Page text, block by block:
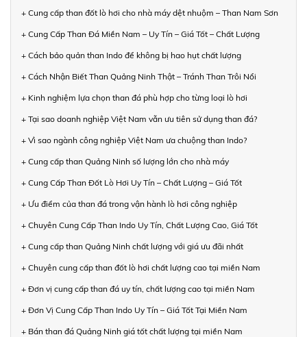
+ Cung cấp than đốt lò hơi cho nhà máy dệt nhuộm – Than Nam Sơn
+ Cung Cấp Than Đá Miền Nam – Uy Tín – Giá Tốt – Chất Lượng
+ Cách bảo quản than Indo để không bị hao hụt chất lượng
+ Cách Nhận Biết Than Quảng Ninh Thật – Tránh Than Trôi Nổi
+ Kinh nghiệm lựa chọn than đá phù hợp cho từng loại lò hơi
+ Tại sao doanh nghiệp Việt Nam vẫn ưu tiên sử dụng than đá?
+ Vì sao ngành công nghiệp Việt Nam ưa chuộng than Indo?
+ Cung cấp than Quảng Ninh số lượng lớn cho nhà máy
+ Cung Cấp Than Đốt Lò Hơi Uy Tín – Chất Lượng – Giá Tốt
+ Ưu điểm của than đá trong vận hành lò hơi công nghiệp
+ Chuyên Cung Cấp Than Indo Uy Tín, Chất Lượng Cao, Giá Tốt
+ Cung cấp than Quảng Ninh chất lượng với giá ưu đãi nhất
+ Chuyên cung cấp than đốt lò hơi chất lượng cao tại miền Nam
+ Đơn vị cung cấp than đá uy tín, chất lượng cao tại miền Nam
+ Đơn Vị Cung Cấp Than Indo Uy Tín – Giá Tốt Tại Miền Nam
+ Bán than đá Quảng Ninh giá tốt chất lượng tại miền Nam